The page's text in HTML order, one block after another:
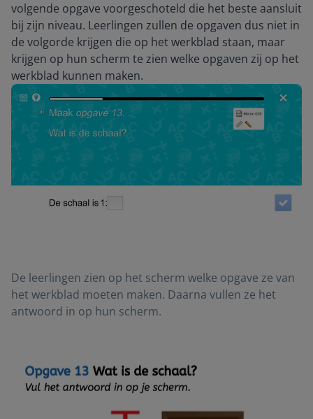
volgende opgave voorgeschoteld die het beste aansluit
bij zijn niveau. Leerlingen zullen de opgaven dus niet in
de volgorde krijgen die op het werkblad staan, maar
krijgen op hun scherm te zien welke opgaven zij op het
werkblad kunnen maken.
De leerlingen zien op het scherm welke opgave ze van
het werkblad moeten maken. Daarna vullen ze het
antwoord in op hun scherm.